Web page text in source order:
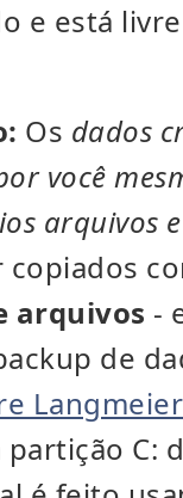
e está
Os dados
você
arquivos
copiados
arquivos -
de
partição C: